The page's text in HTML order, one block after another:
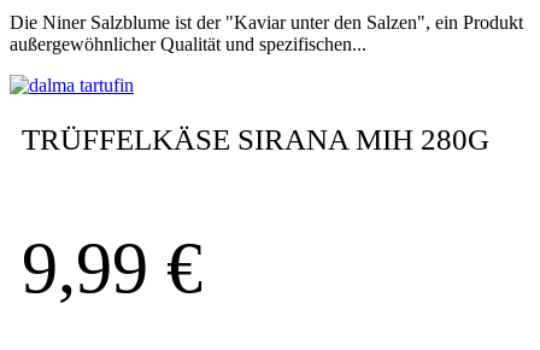
Die Niner Salzblume ist der "Kaviar unter den Salzen", ein Produkt
außergewöhnlicher Qualität und spezifischen...
TRÜFFELKÄSE SIRANA MIH 280G
9,99 €